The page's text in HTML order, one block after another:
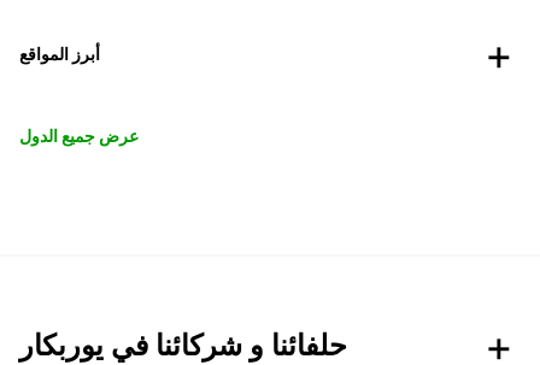
أبرز المواقع
عرض جميع الدول
حلفائنا و شركائنا في يوربكار